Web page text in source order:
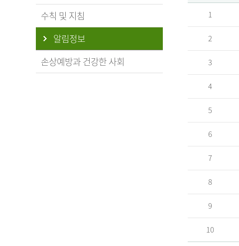
수칙 및 지침
알림정보
손상예방과 건강한 사회
1
2
3
4
5
6
7
8
9
10